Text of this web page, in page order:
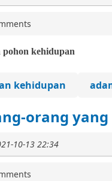
pohon kehidupan
kehidupan
orang
10-13 22:34